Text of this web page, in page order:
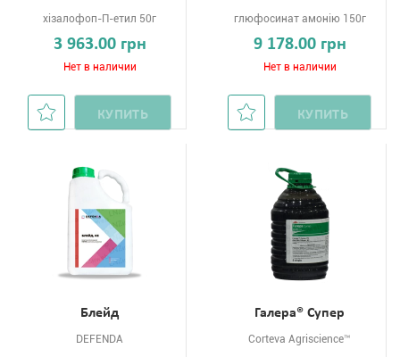
хізалофоп-П-етил 50г
3 963.00 грн
Нет в наличии
КУПИТЬ
глюфосинат амонію 150г
9 178.00 грн
Нет в наличии
КУПИТЬ
Блейд
DEFENDA
Галера® Супер
Corteva Agriscience™